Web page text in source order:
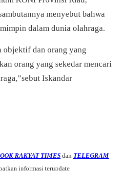
menyebut bahwa
dalam dunia olahraga.
objektif dan orang yang
orang yang sekedar mencari
Iskandar
RAKYAT TIMES dan TELEGRAM
informasi terupdate